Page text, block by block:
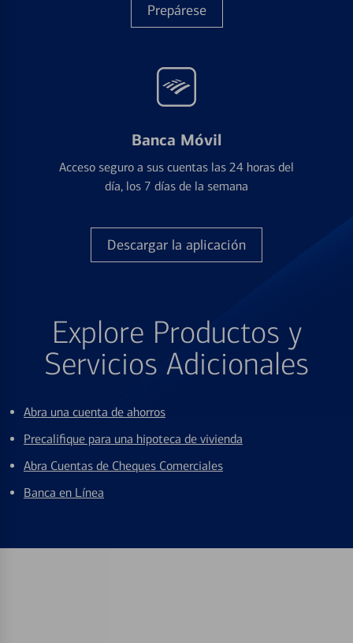
Prepárese
Banca Móvil
Acceso seguro a sus cuentas las 24 horas del
día, los 7 días de la semana
Descargar la aplicación
Explore Productos y
Servicios Adicionales
Abra una cuenta de ahorros
Precalifique para una hipoteca de vivienda
Abra Cuentas de Cheques Comerciales
Banca en Línea